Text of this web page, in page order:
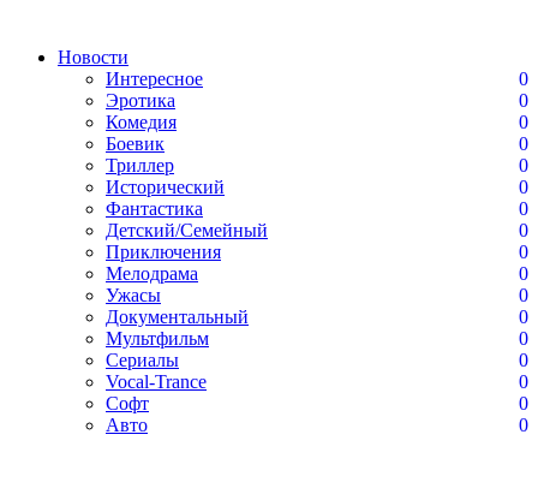
Новости
Интересное
0
Эротика
0
Комедия
0
Боевик
0
Триллер
0
Исторический
0
Фантастика
0
Детский/Семейный
0
Приключения
0
Мелодрама
0
Ужасы
0
Документальный
0
Мультфильм
0
Сериалы
0
Vocal-Trance
0
Софт
0
Авто
0